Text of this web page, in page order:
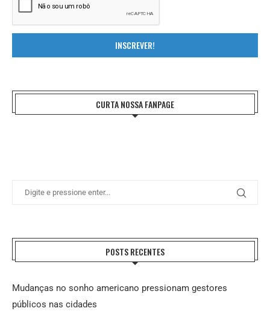
INSCREVER!
CURTA NOSSA FANPAGE
POSTS RECENTES
Mudanças no sonho americano pressionam gestores
públicos nas cidades